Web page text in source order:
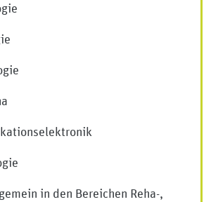
in den Bereichen Reha-,